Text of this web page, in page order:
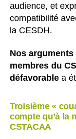
audience, et
compatibilité
la CESDH.
Nos
membres du
défavorable a
Troisième «
compte qu’à la
CSTACAA